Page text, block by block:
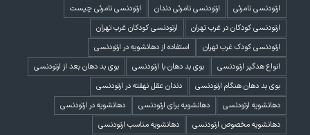
ارتودنسی نامرئی
ارتودنسی نامرئی دندان
ارتودنسی نامرئی چیست
ارتودنسی کودکان در غرب تهران
ارتودنسی کودکان غرب تهران
ارتودنسی کودک غرب تهران
استفاده از دهانشویه در ارتودنسی
انواع هدگیر ارتودنسی
بوی بد دهان با ارتودنسی
بوی بد دهان بعد از ارتودنسی
بوی بد دهان هنگام ارتودنسی
دندان عقل نهفته در ارتودنسی
دهانشویه ارتودنسی
دهانشویه برای ارتودنسی
دهانشویه در ارتودنسی
دهانشویه مخصوص ارتودنسی
دهانشویه مناسب ارتودنسی